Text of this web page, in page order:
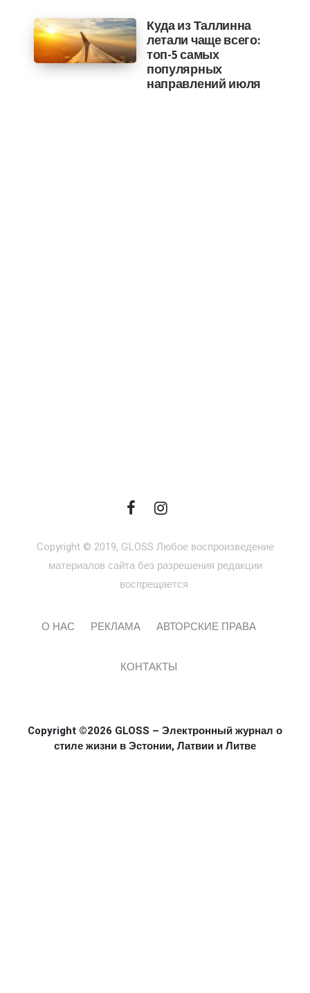
Куда из Таллинна
летали чаще всего:
топ-5 самых
популярных
направлений июля
Copyright © 2019, GLOSS Любое воспроизведение
материалов сайта без разрешения редакции
воспрещается.
О НАС РЕКЛАМА АВТОРСКИЕ ПРАВА
КОНТАКТЫ
Copyright ©2026 GLOSS – Электронный журнал о
стиле жизни в Эстонии, Латвии и Литве